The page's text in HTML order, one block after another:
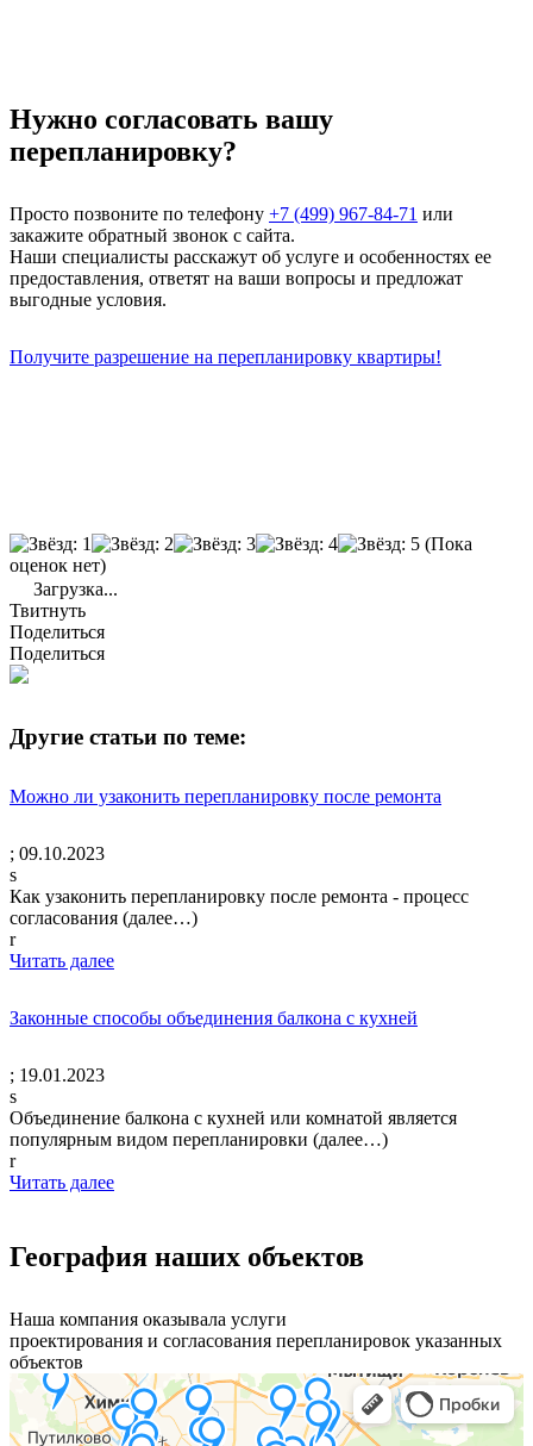
Нужно согласовать вашу
перепланировку?
Просто позвоните по телефону +7 (499) 967-84-71 или
закажите обратный звонок с сайта.
Наши специалисты расскажут об услуге и особенностях ее
предоставления, ответят на ваши вопросы и предложат
выгодные условия.
Получите разрешение на перепланировку квартиры!
(Пока
оценок нет)
Загрузка...
Твитнуть
Поделиться
Поделиться
Другие статьи по теме:
Можно ли узаконить перепланировку после ремонта
; 09.10.2023
s
Как узаконить перепланировку после ремонта - процесс
согласования (далее…)
r
Читать далее
Законные способы объединения балкона с кухней
; 19.01.2023
s
Объединение балкона с кухней или комнатой является
популярным видом перепланировки (далее…)
r
Читать далее
География наших объектов
Наша компания оказывала услуги
проектирования и согласования перепланировок указанных
объектов